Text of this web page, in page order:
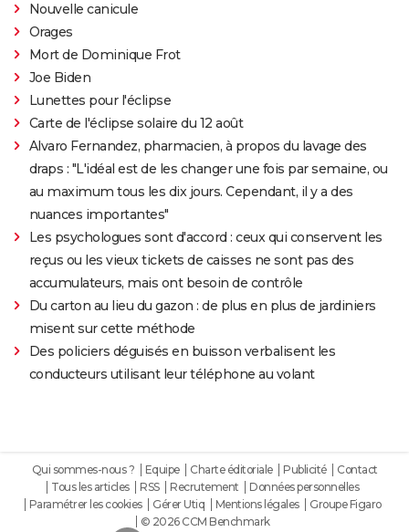
Nouvelle canicule
Orages
Mort de Dominique Frot
Joe Biden
Lunettes pour l'éclipse
Carte de l'éclipse solaire du 12 août
Alvaro Fernandez, pharmacien, à propos du lavage des
draps : "L'idéal est de les changer une fois par semaine, ou
au maximum tous les dix jours. Cependant, il y a des
nuances importantes"
Les psychologues sont d'accord : ceux qui conservent les
reçus ou les vieux tickets de caisses ne sont pas des
accumulateurs, mais ont besoin de contrôle
Du carton au lieu du gazon : de plus en plus de jardiniers
misent sur cette méthode
Des policiers déguisés en buisson verbalisent les
conducteurs utilisant leur téléphone au volant
Qui sommes-nous ? Equipe Charte éditoriale Publicité
Contact
Tous les articles
RSS Recrutement
Données personnelles
Paramétrer les cookies
Gérer Utiq Mentions légales
Groupe Figaro
© 2026 CCM Benchmark